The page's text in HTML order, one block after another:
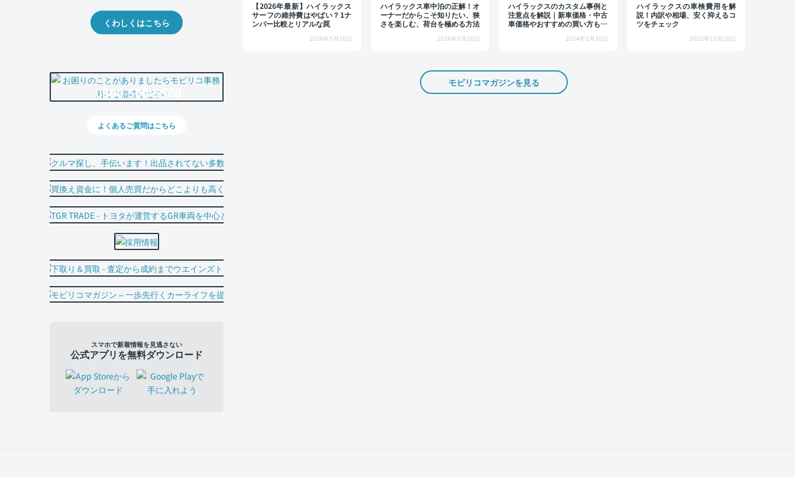
【2026年最新】ハイラックス
サーフの維持費はやばい？1ナ
ンバー比較とリアルな罠
2026年5月26日
ハイラックス車中泊の正解！オ
ーナーだからこそ知りたい、狭
さを楽しむ、荷台を極める方法
2026年5月26日
ハイラックスのカスタム事例と
注意点を解説｜新車価格・中古
車価格やおすすめの買い方も紹
2024年1月30日
ハイラックスの車検費用を解
説！内訳や相場、安く抑えるコ
ツをチェック
2023年12月28日
モビリコマガジンを見る
くわしくはこちら
0800-500-5500
よくあるご質問はこちら
スマホで新着情報を見逃さない
公式アプリを無料ダウンロード